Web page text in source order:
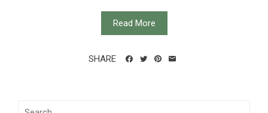
Read More
SHARE
Search